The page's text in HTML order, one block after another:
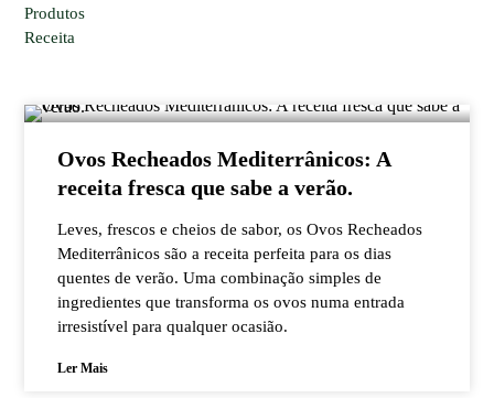
Ovos Recheados Mediterrânicos: A
receita fresca que sabe a verão.
Leves, frescos e cheios de sabor, os Ovos Recheados
Mediterrânicos são a receita perfeita para os dias
quentes de verão. Uma combinação simples de
ingredientes que transforma os ovos numa entrada
irresistível para qualquer ocasião.
Ler Mais
Produtos
Receita